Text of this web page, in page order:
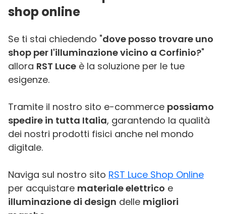
shop online
Se ti stai chiedendo "dove posso trovare uno
shop per l'illuminazione vicino a Corfinio?"
allora RST Luce è la soluzione per le tue
esigenze.
Tramite il nostro sito e-commerce possiamo
spedire in tutta Italia, garantendo la qualità
dei nostri prodotti fisici anche nel mondo
digitale.
Naviga sul nostro sito RST Luce Shop Online
per acquistare materiale elettrico e
illuminazione di design delle migliori